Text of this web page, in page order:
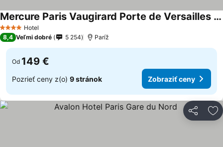
4 Počet hviezdičiek
Hotel
Mercure Paris Vaugirard Porte de Versailles Hotel
8,4 Veľmi dobré 5 254 Paríž
Od 149 €
Pozrieť ceny z(o) 9 stránok Zobraziť ceny
Zdieľať